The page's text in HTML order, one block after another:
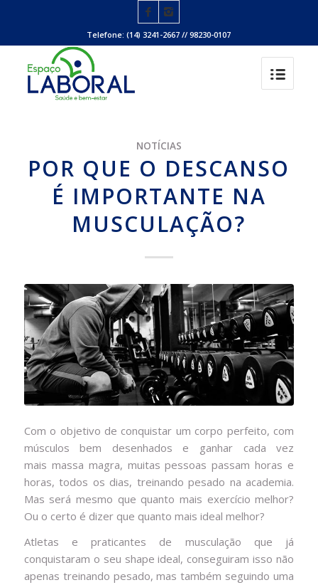
Telefone: (14) 3241-2667 // 98230-0107
NOTÍCIAS
POR QUE O DESCANSO
É IMPORTANTE NA
MUSCULAÇÃO?
Com o objetivo de conquistar um corpo perfeito, com
músculos bem desenhados e ganhar cada vez
mais massa magra, muitas pessoas passam horas e
horas, todos os dias, treinando pesado na academia.
Mas será mesmo que quanto mais exercício melhor?
Ou o certo é dizer que quanto mais ideal melhor?
Atletas e praticantes de musculação que já
conquistaram o seu shape ideal, conseguiram isso não
apenas treinando pesado, mas também seguindo uma